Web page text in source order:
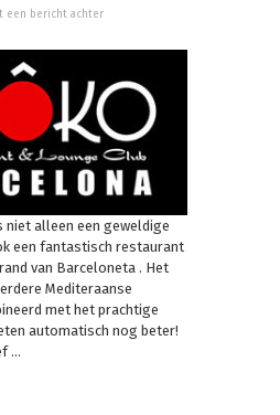
een bericht achter
niet alleen een geweldige
een fantastisch restaurant
van Barceloneta . Het
Mediteraanse
met het prachtige
automatisch nog beter!
...